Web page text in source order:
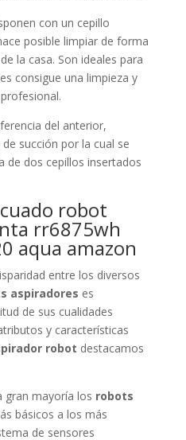
con un cepillo
posible limpiar de forma
la casa. Son ideales para
consigue una limpieza y
del anterior,
succión por la cual se
de dos cepillos insertados
robot
rr6875wh
aqua amazon
entre los diversos
aspiradores es
de sus cualidades
y características
robot destacamos
gran mayoría los robots
básicos a los más
de sensores